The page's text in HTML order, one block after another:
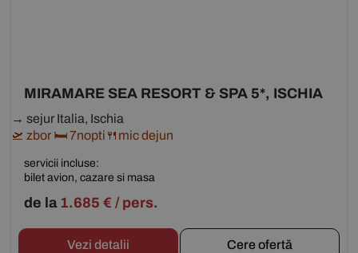
MIRAMARE SEA RESORT & SPA 5*, ISCHIA
→ sejur Italia, Ischia
🛫 zbor 🛏 7nopti🍴mic dejun
servicii incluse:
bilet avion, cazare si masa
de la 1.685 € / pers.
Vezi detalii Cere ofertă